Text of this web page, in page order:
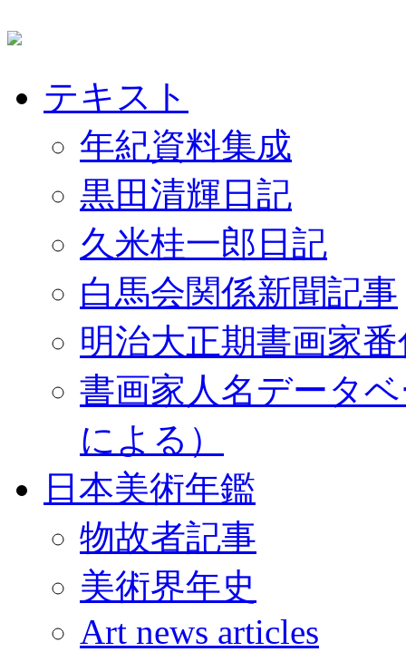
テキスト
年紀資料集成
黒田清輝日記
久米桂一郎日記
白馬会関係新聞記事
明治大正期書画家
書画家人名データ
による）
日本美術年鑑
物故者記事
美術界年史
Art news articles